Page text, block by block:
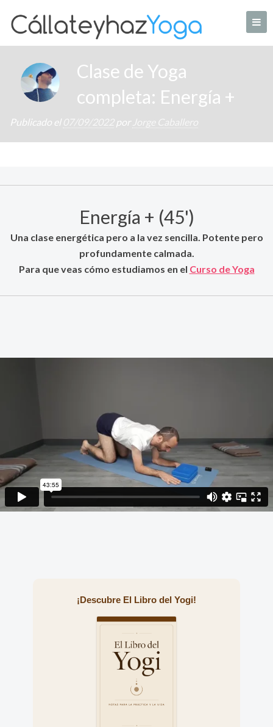
Clase de Yoga
completa: Energía +
Publicado el 07/09/2022por Jorge Caballero
Energía + (45')
Una clase energética pero a la vez sencilla. Potente pero
profundamente calmada.
Para que veas cómo estudiamos en el Curso de Yoga
¡Descubre El Libro del Yogi!